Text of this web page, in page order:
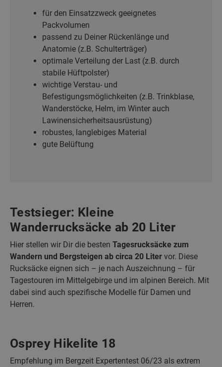
für den Einsatzzweck geeignetes
Packvolumen
passend zu Deiner Rückenlänge und
Anatomie (z.B. Schulterträger)
optimale Verteilung der Last (z.B. durch
stabile Hüftpolster)
wichtige Verstau- und
Befestigungsmöglichkeiten (z.B. Trinkblase,
Wanderstöcke, Helm, im Winter auch
Lawinensicherheitsausrüstung)
robustes, langlebiges Material
gute Belüftung
Testsieger: Kleine
Wanderrucksäcke ab 20 Liter
Hier stellen wir Dir die besten Tagesrucksäcke zum
Wandern und Bergsteigen ab circa 20 Liter vor. Diese
Rucksäcke eignen sich – je nach Auszeichnung – für
Tagestouren im Mittelgebirge und im alpinen Bereich. Mit
dabei sind auch spezifische Modelle für Damen und
Herren.
Osprey Hikelite 18
Empfehlung im Bergzeit Expertentest 06/23 als extrem